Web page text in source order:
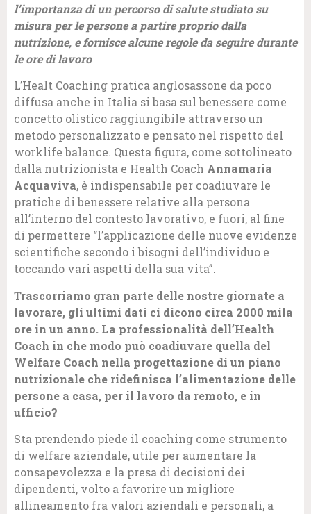
l’importanza di un percorso di salute studiato su
misura per le persone a partire proprio dalla
nutrizione, e fornisce alcune regole da seguire durante
le ore di lavoro
L’Healt Coaching pratica anglosassone da poco
diffusa anche in Italia si basa sul benessere come
concetto olistico raggiungibile attraverso un
metodo personalizzato e pensato nel rispetto del
worklife balance. Questa figura, come sottolineato
dalla nutrizionista e Health Coach Annamaria
Acquaviva, è indispensabile per coadiuvare le
pratiche di benessere relative alla persona
all’interno del contesto lavorativo, e fuori, al fine
di permettere “l’applicazione delle nuove evidenze
scientifiche secondo i bisogni dell’individuo e
toccando vari aspetti della sua vita”.
Trascorriamo gran parte delle nostre giornate a
lavorare, gli ultimi dati ci dicono circa 2000 mila
ore in un anno. La professionalità dell’Health
Coach in che modo può coadiuvare quella del
Welfare Coach nella progettazione di un piano
nutrizionale che ridefinisca l’alimentazione delle
persone a casa, per il lavoro da remoto, e in
ufficio?
Sta prendendo piede il coaching come strumento
di welfare aziendale, utile per aumentare la
consapevolezza e la presa di decisioni dei
dipendenti, volto a favorire un migliore
allineamento fra valori aziendali e personali, a